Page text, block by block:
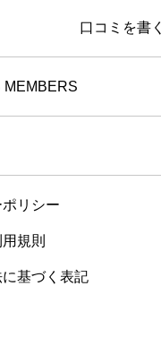
口コミを書く
MEMBERS
リシー
規則
基づく表記